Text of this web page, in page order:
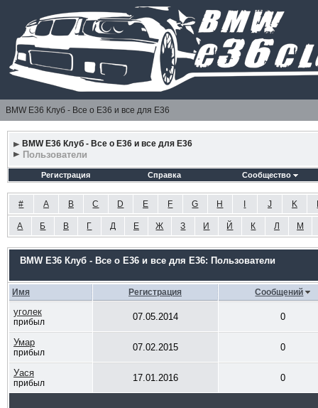
BMW E36 Клуб - Все о Е36 и все для Е36
BMW E36 Клуб - Все о Е36 и все для Е36
Пользователи
Регистрация Справка Сообщество
# A B C D E F G H J K
А Б В Г Д Е Ж З И Й К Л М
BMW E36 Клуб - Все о Е36 и все для Е36: Пользователи
Имя Регистрация Сообщений
уголек
прибыл 07.05.2014 0
Умар
прибыл 07.02.2015 0
Уася
прибыл 17.01.2016 0